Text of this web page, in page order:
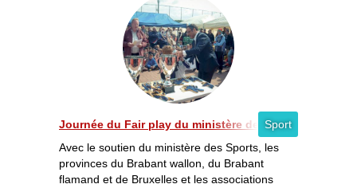
Sport
Journée du Fair play du ministère des Sports à
Avec le soutien du ministère des Sports, les
provinces du Brabant wallon, du Brabant
flamand et de Bruxelles et les associations